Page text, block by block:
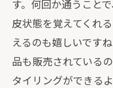
す。何回か通うこと
皮状態を覚えてくれ
えるのも嬉しいです
品も販売されている
タイリングができる